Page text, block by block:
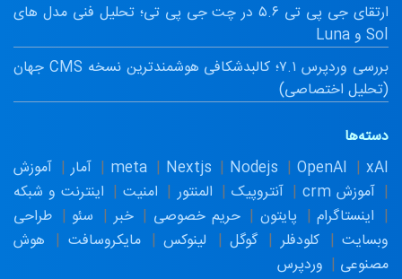
ارتقای جی پی تی ۵.۶ در چت جی پی تی؛ تحلیل فنی مدل های
Sol و Luna
بررسی وردپرس ۷.۱؛ کالبدشکافی هوشمندترین نسخه CMS جهان
(تحلیل اختصاصی)
دسته‌ها
meta
Nextjs Nodejs OpenAI xAI آمار
آموزش
آموزش crm
آنتروپیک المنتور امنیت
اینترنت و شبکه
اینستاگرام
پایتون حریم خصوصی خبر سئو
طراحی
وبسایت
کلودفلر گوگل لینوکس مایکروسافت
هوش
مصنوعی
وردپرس